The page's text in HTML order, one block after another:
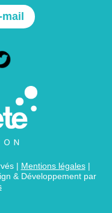
| Mentions légales|
& Développement par